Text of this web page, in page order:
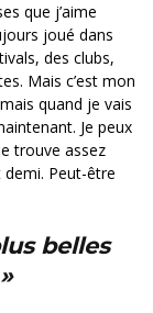
que j’aime
joué dans
des clubs,
Mais c’est mon
quand je vais
Je peux
trouve assez
Peut-être
belles